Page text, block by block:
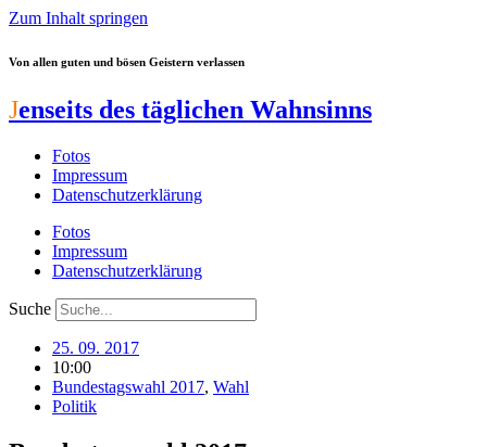
Zum Inhalt springen
Von allen guten und bösen Geistern verlassen
Jenseits des täglichen Wahnsinns
Fotos
Impressum
Datenschutzerklärung
Fotos
Impressum
Datenschutzerklärung
Suche
25. 09. 2017
10:00
Bundestagswahl 2017, Wahl
Politik